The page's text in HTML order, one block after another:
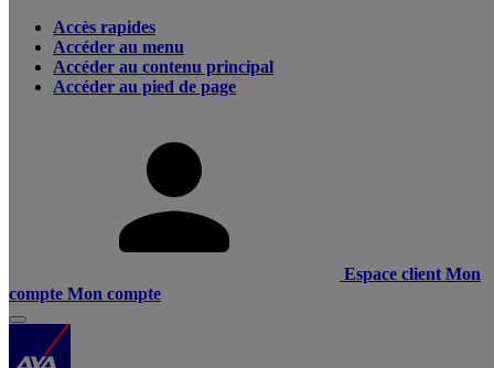
Accès rapides
Accéder au menu
Accéder au contenu principal
Accéder au pied de page
Espace client Mon
compte Mon compte